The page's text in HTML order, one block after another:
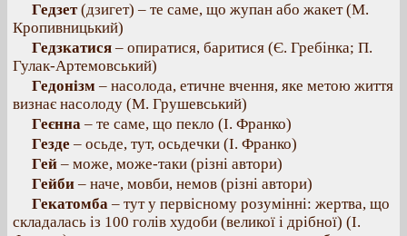
Гедзет(дзигет) – те саме, що жупан або жакет (М.
Кропивницький)
Гедзкатися – опиратися, баритися (Є. Гребінка; П.
Гулак-Артемовський)
Гедонізм – насолода, етичне вчення, яке метою життя
визнає насолоду (М. Грушевський)
Геєнна – те саме, що пекло (І. Франко)
Гезде – осьде, тут, осьдечки (І. Франко)
Гей – може, може-таки (різні автори)
Гейби – наче, мовби, немов (різні автори)
Гекатомба – тут у первісному розумінні: жертва, що
складалась із 100 голів худоби (великої і дрібної) (І.